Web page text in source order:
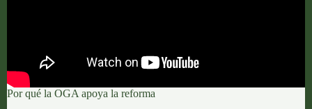
Por qué la OGA apoya la reforma